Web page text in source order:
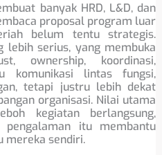
banyak HRD, L&D, dan
proposal program luar
belum tentu strategis.
lebih serius, yang membuka
ownership, koordinasi,
komunikasi lintas fungsi,
tetapi justru lebih dekat
organisasi. Nilai utama
kegiatan berlangsung,
itu membantu
mereka sendiri.